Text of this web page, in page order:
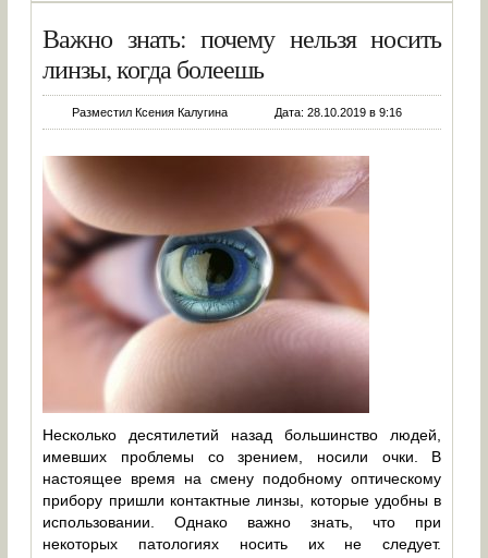
Важно знать: почему нельзя носить
линзы, когда болеешь
Разместил Ксения Калугина Дата: 28.10.2019 в 9:16
Несколько десятилетий назад большинство людей,
имевших проблемы со зрением, носили очки. В
настоящее время на смену подобному оптическому
прибору пришли контактные линзы, которые удобны в
использовании. Однако важно знать, что при
некоторых патологиях носить их не следует.